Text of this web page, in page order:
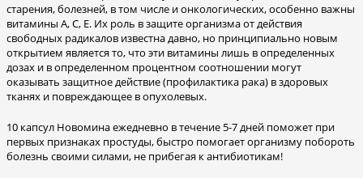
старения, болезней, в том числе и онкологических, особенно важны
витамины А, С, Е. Их роль в защите организма от действия
свободных радикалов известна давно, но принципиально новым
открытием является то, что эти витамины лишь в определенных
дозах и в определенном процентном соотношении могут
оказывать защитное действие (профилактика рака) в здоровых
тканях и повреждающее в опухолевых.
10 капсул Новомина ежедневно в течение 5-7 дней поможет при
первых признаках простуды, быстро помогает организму побороть
болезнь своими силами, не прибегая к антибиотикам!